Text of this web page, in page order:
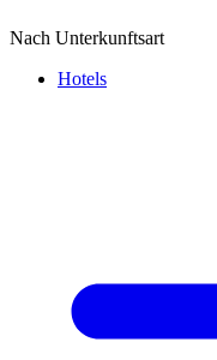
Nach Unterkunftsart
Hotels